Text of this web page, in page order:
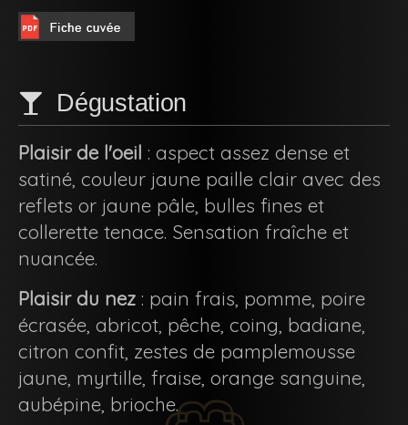
Dégustation
Plaisir de l'oeil : aspect assez dense et
satiné, couleur jaune paille clair avec des
reflets or jaune pâle, bulles fines et
collerette tenace. Sensation fraîche et
nuancée.
Plaisir du nez : pain frais, pomme, poire
écrasée, abricot, pêche, coing, badiane,
citron confit, zestes de pamplemousse
jaune, myrtille, fraise, orange sanguine,
aubépine, brioche.